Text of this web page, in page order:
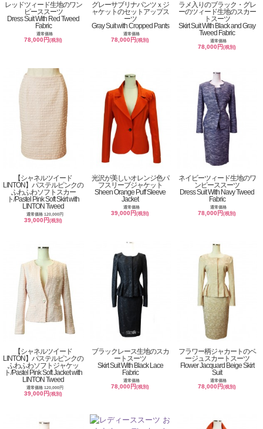
レッドツィード生地のワン
ピーススーツ
Dress Suit With Red Tweed
Fabric
通常価格
78,000円(税別)
グレーサブリナパンツｘジ
ャケットのセットアップス
ーツ
Gray Suit with Cropped Pants
通常価格
78,000円(税別)
ラメ入りのブラック・グレ
ーのツィード生地のスカー
トスーツ
Skirt Suit With Black and Gray
Tweed Fabric
通常価格
78,000円(税別)
【シャネルツイード
LINTON】パステルピンクの
ふわふわソフトスカー
ト/Pastel Pink Soft Skirt with
LINTON Tweed
通常価格 120,000円
39,000円(税別)
光沢が美しいオレンジ色パ
フスリーブジャケット
Sheen Orange Puff Sleeve
Jacket
通常価格
39,000円(税別)
ネイビーツィード生地のワ
ンピーススーツ
Dress Suit With Navy Tweed
Fabric
通常価格
78,000円(税別)
【シャネルツイード
LINTON】パステルピンクの
ふわふわソフトジャケッ
ト/Pastel Pink Soft Jacket with
LINTON Tweed
通常価格 120,000円
39,000円(税別)
ブラックレース生地のスカ
ートスーツ
Skirt Suit With Black Lace
Fabric
通常価格
78,000円(税別)
フラワー柄ジャカートのベ
ージュスカートスーツ
Flower Jacquard Beige Skirt
Suit
通常価格
78,000円(税別)